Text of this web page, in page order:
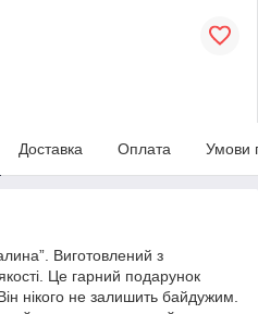
Доставка Оплата Умови
Виготовлений з
Це гарний подарунок
нікого не залишить байдужим.